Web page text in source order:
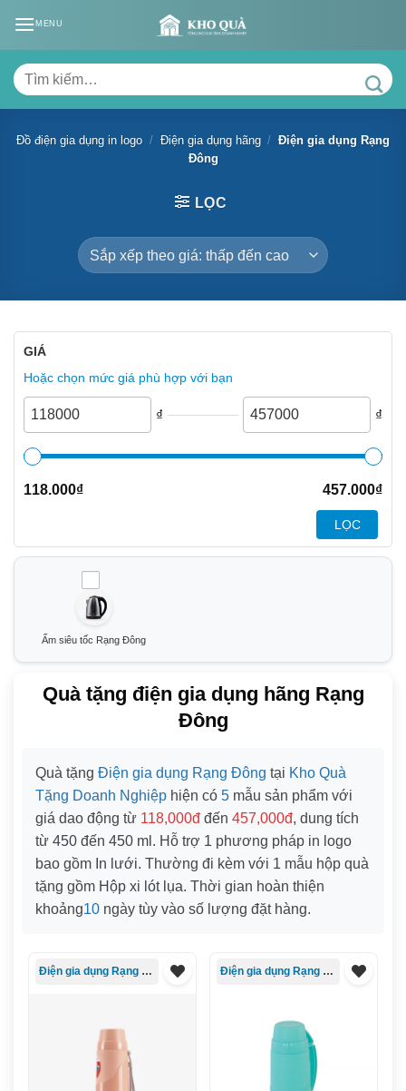
MENU
Tìm
kiếm:
Đồ điện gia dụng in logo / Điện gia dụng hãng / Điện gia dụng Rạng
Đông
LỌC
GIÁ
Hoặc chọn mức giá phù hợp với bạn
₫ ₫
118.000₫ 457.000₫
LỌC
Ấm siêu tốc Rạng Đông
Quà tặng điện gia dụng hãng Rạng
Đông
Quà tặng Điện gia dụng Rạng Đông tại Kho Quà
Tặng Doanh Nghiệp hiện có 5 mẫu sản phẩm với
giá dao động từ 118,000đ đến 457,000đ, dung tích
từ 450 đến 450 ml . Hỗ trợ 1 phương pháp in logo
bao gồm In lưới. Thường đi kèm với 1 mẫu hộp quà
tặng gồm Hộp xi lót lụa. Thời gian hoàn thiện
khoảng10 ngày tùy vào số lượng đặt hàng.
Điện gia dụng Rạng Đông Điện gia dụng Rạng Đông